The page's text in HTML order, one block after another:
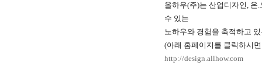
올하우(주)는 산업디자인,
수 있는
노하우와 경험을 축적하고
(아래 홈페이지를 클릭하시
http://design.allhow.com